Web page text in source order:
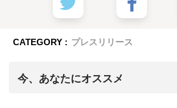
CATEGORY : プレスリリース
今、あなたにオススメ